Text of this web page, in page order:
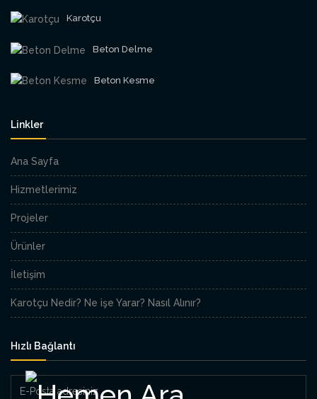
Karotçu
Beton Delme
Beton Kesme
Linkler
Ana Sayfa
Hizmetlerimiz
Projeler
Ürünler
İletişim
Karotçu Nedir? Ne işe Yarar? Nasıl Alınır?
Hızlı Bağlantı